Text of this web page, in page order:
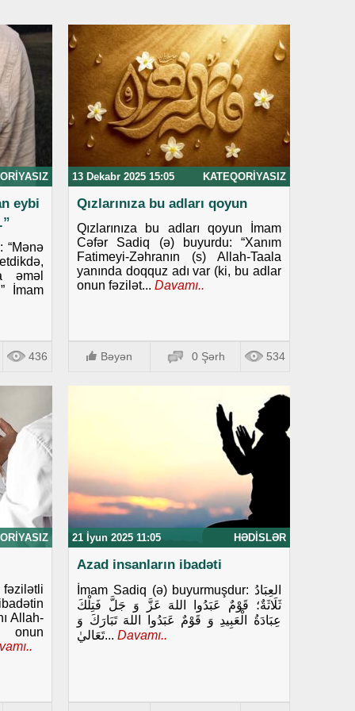
еybi
“Mәnә
әmәl
İmam
436
13 Dekabr 2025 15:05 KATEQORIYASIZ
Qızlarınıza bu adları qoyun
Qızlarınıza bu adları qoyun İmam
Cəfər Sadiq (ə) buyurdu: “Xanım
Fatimeyi-Zəhranın (s) Allah-Taala
yanında doqquz adı var (ki, bu adlar
onun fəzilət... Davamı..
Bəyən 0 Şərh 534
Allah-
onun
21 İyun 2025 11:05 HƏDISLƏR
Azad insanların ibadəti
İmam Sadiq (ə) buyurmuşdur: العِبَادُ
ثَلَاثَةٌ؛ قَوْمٌ عَبَدُوا اللهَ عَزَّ وَ جَلَّ فَتِلْكَ
عِبَادَةُ الْعَبِيدِ وَ قَوْمٌ عَبَدُوا اللهَ تَبَارَكَ وَ
تَعَاليٰ... Davamı..